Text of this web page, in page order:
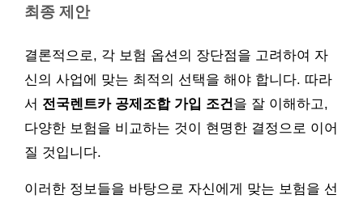
최종 제안
결론적으로, 각 보험 옵션의 장단점을 고려하여 자
신의 사업에 맞는 최적의 선택을 해야 합니다. 따라
서 전국렌트카 공제조합 가입 조건을 잘 이해하고,
다양한 보험을 비교하는 것이 현명한 결정으로 이어
질 것입니다.
이러한 정보들을 바탕으로 자신에게 맞는 보험을 선